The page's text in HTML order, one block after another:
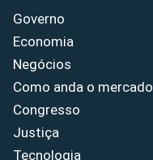
Governo
Economia
Negócios
Como anda o mercado
Congresso
Justiça
Tecnologia